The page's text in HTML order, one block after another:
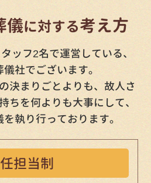
儀に対する考え方
ッフ2名で運営している、
社でございます。
決まりごとよりも、故人さ
ちを何よりも大事にして、
執り行っております。
担当制